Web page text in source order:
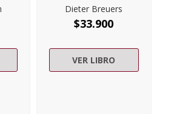
Dieter Breuers
$33.900
VER LIBRO